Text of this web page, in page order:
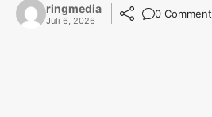
ringmedia
Juli 6, 2026
0 Comment